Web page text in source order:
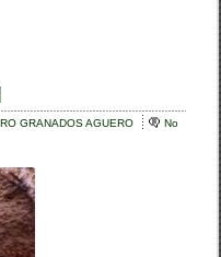
GRANADOS AGUERO
No